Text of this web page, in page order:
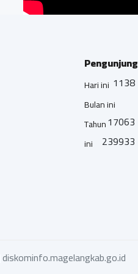
Pengunjung
Hari ini 1138
Bulan ini
17063
Tahun
ini
239933
diskominfo.magelangkab.go.id